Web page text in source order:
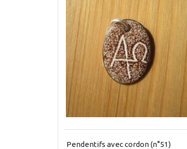
Pendentifs avec cordon (n°51)